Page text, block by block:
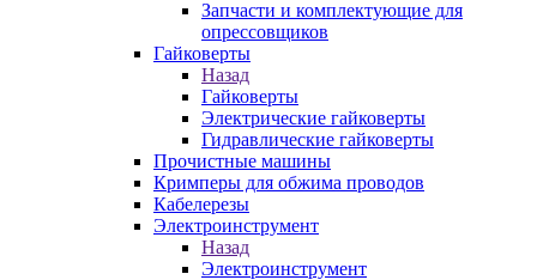
Запчасти и комплектующие для
опрессовщиков
Гайковерты
Назад
Гайковерты
Электрические гайковерты
Гидравлические гайковерты
Прочистные машины
Кримперы для обжима проводов
Кабелерезы
Электроинструмент
Назад
Электроинструмент